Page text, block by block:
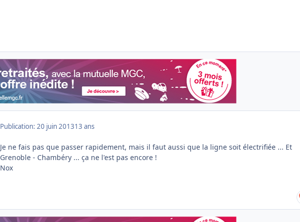
Publication: 20 juin 201313 ans
Je ne fais pas que passer rapidement, mais il faut aussi que la ligne soit électrifiée ... Et
Grenoble - Chambéry ... ça ne l'est pas encore !
Nox